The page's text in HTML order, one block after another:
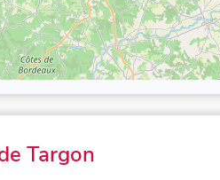
Targon